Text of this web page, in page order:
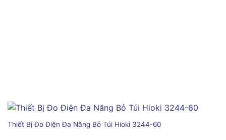
Thiết Bị Đo Điện Đa Năng Bỏ Túi Hioki 3244-60